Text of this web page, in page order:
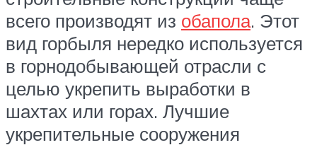
всего производят из обапола. Этот
вид горбыля нередко используется
в горнодобывающей отрасли с
целью укрепить выработки в
шахтах или горах. Лучшие
укрепительные сооружения